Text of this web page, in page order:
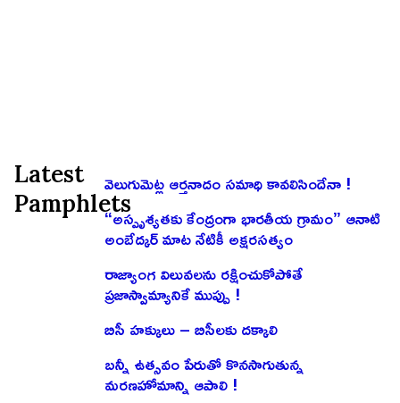
Latest
Pamphlets
వెలుగుమెట్ల ఆర్తనాదం సమాధి కావలిసిందేనా !
“అస్పృశ్యతకు కేంద్రంగా భారతీయ గ్రామం” ఆనాటి
అంబేద్కర్ మాట నేటికీ అక్షరసత్యం
రాజ్యాంగ విలువలను రక్షించుకోపోతే
ప్రజాస్వామ్యానికే ముప్పు !
బిసీ హక్కులు – బిసీలకు దక్కాలి
బన్నీ ఉత్సవం పేరుతో కొనసాగుతున్న
మరణహోమాన్ని ఆపాలి !